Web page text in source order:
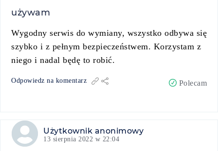
używam
Wygodny serwis do wymiany, wszystko odbywa się
szybko i z pełnym bezpieczeństwem. Korzystam z
niego i nadal będę to robić.
Odpowiedz na komentarz Polecam
Użytkownik anonimowy
13 sierpnia 2022 w 22:04